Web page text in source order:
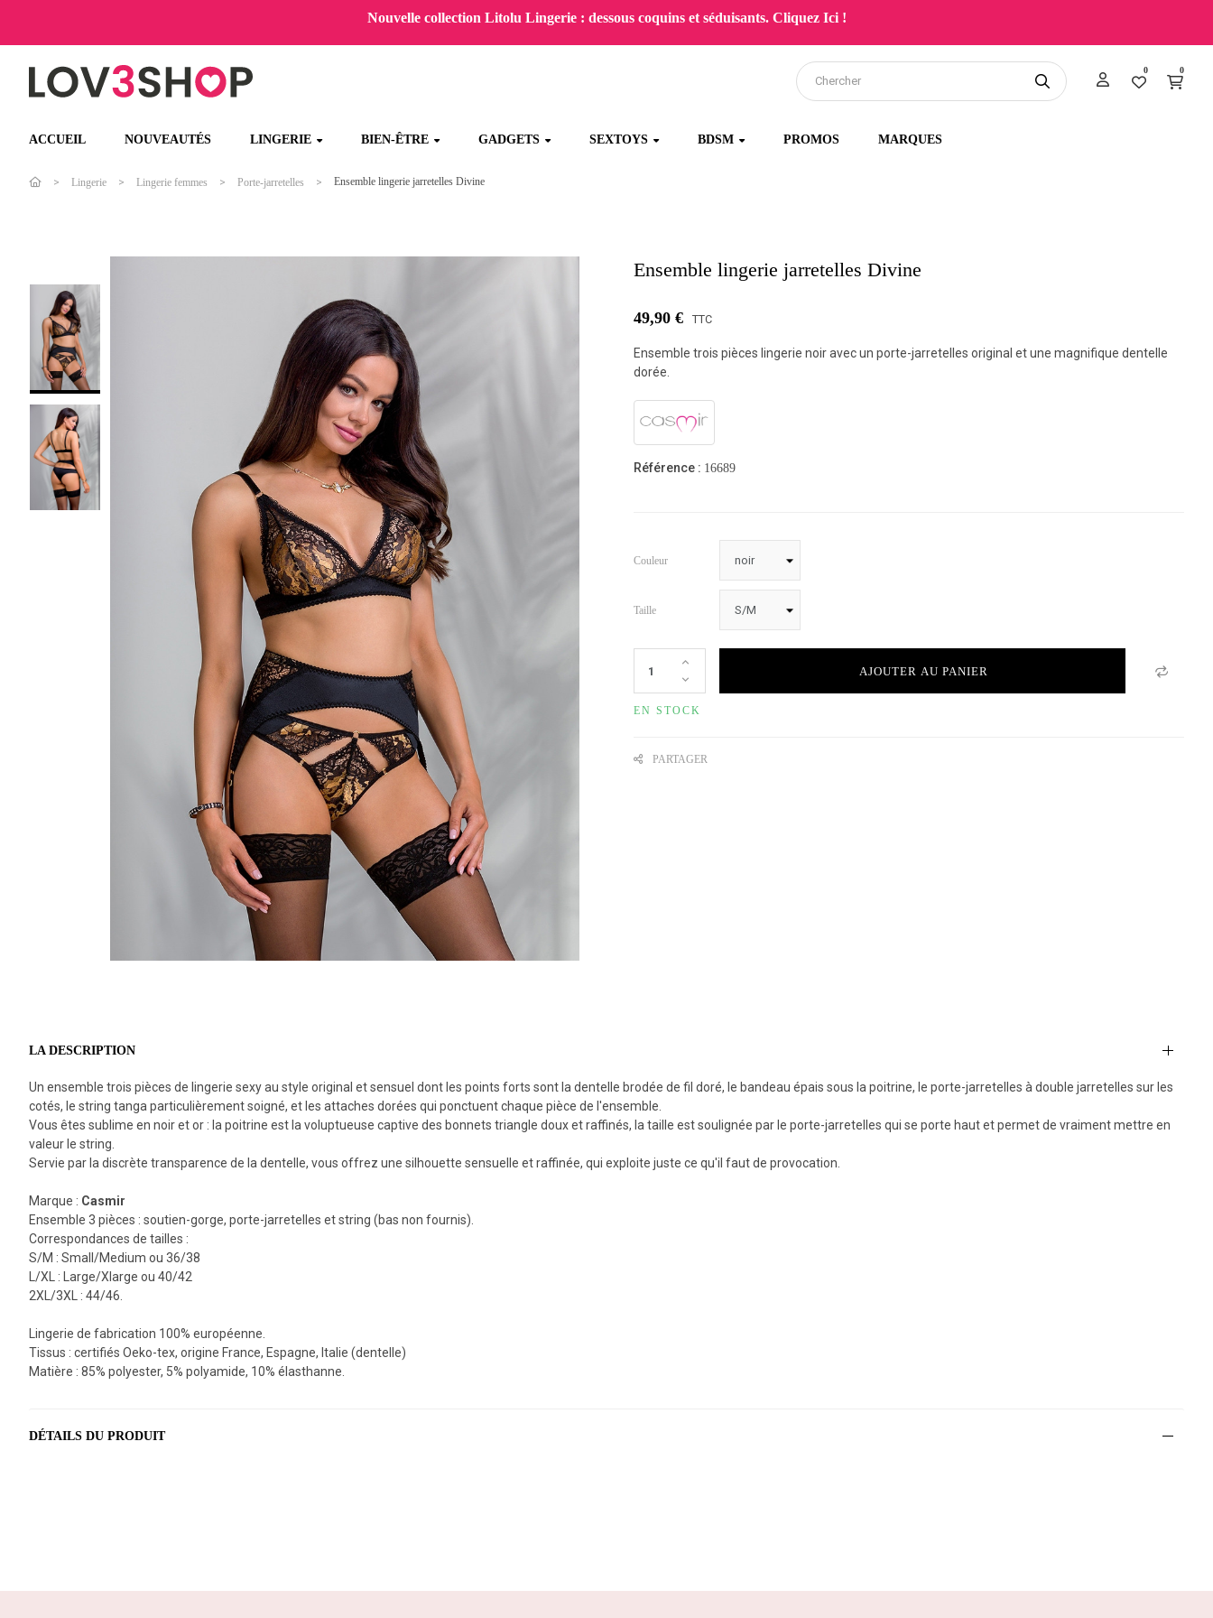
Nouvelle collection Litolu Lingerie : dessous coquins et séduisants. Cliquez Ici !
0 0
ACCUEIL NOUVEAUTÉS LINGERIE BIEN-ÊTRE GADGETS SEXTOYS BDSM PROMOS MARQUES
Lingerie Lingerie femmes Porte-jarretelles Ensemble lingerie jarretelles Divine
Ensemble lingerie jarretelles Divine
49,90 € TTC
Ensemble trois pièces lingerie noir avec un porte-jarretelles original et une magnifique dentelle
dorée.
Référence : 16689
Couleur
Taille
AJOUTER AU PANIER
EN STOCK
PARTAGER
LA DESCRIPTION
Un ensemble trois pièces de lingerie sexy au style original et sensuel dont les points forts sont la dentelle brodée de fil doré, le bandeau épais sous la poitrine, le porte-jarretelles à double jarretelles sur les
cotés, le string tanga particulièrement soigné, et les attaches dorées qui ponctuent chaque pièce de l'ensemble.
Vous êtes sublime en noir et or : la poitrine est la voluptueuse captive des bonnets triangle doux et raffinés, la taille est soulignée par le porte-jarretelles qui se porte haut et permet de vraiment mettre en
valeur le string.
Servie par la discrète transparence de la dentelle, vous offrez une silhouette sensuelle et raffinée, qui exploite juste ce qu'il faut de provocation.
Marque : Casmir
Ensemble 3 pièces : soutien-gorge, porte-jarretelles et string (bas non fournis).
Correspondances de tailles :
S/M : Small/Medium ou 36/38
L/XL : Large/Xlarge ou 40/42
2XL/3XL : 44/46.
Lingerie de fabrication 100% européenne.
Tissus : certifiés Oeko-tex, origine France, Espagne, Italie (dentelle)
Matière : 85% polyester, 5% polyamide, 10% élasthanne.
DÉTAILS DU PRODUIT